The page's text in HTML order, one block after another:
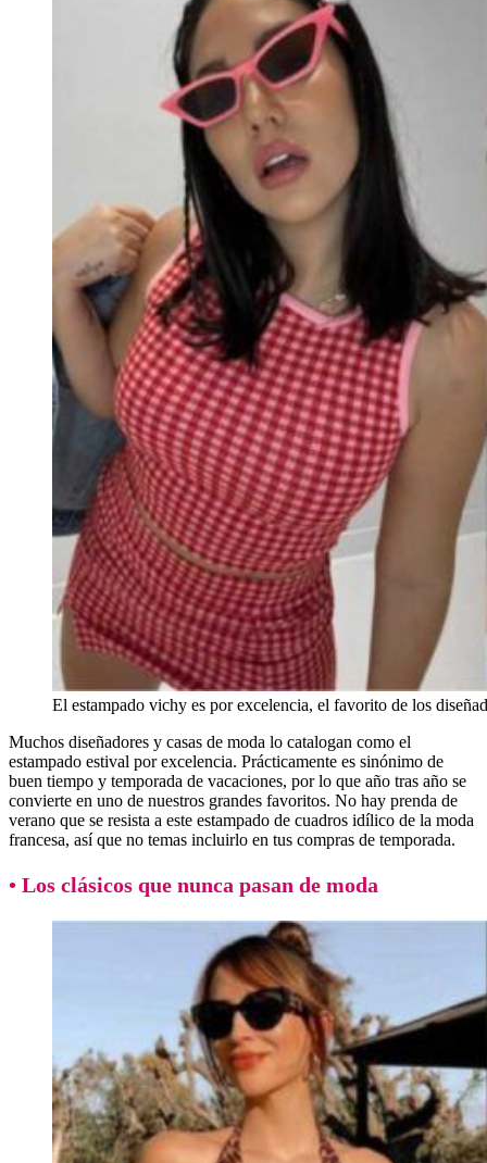
El estampado vichy es por excelencia, el favorito de los
Muchos diseñadores y casas de moda lo catalogan como el
estampado estival por excelencia. Prácticamente es sinónimo de
buen tiempo y temporada de vacaciones, por lo que año tras año se
convierte en uno de nuestros grandes favoritos. No hay prenda de
verano que se resista a este estampado de cuadros idílico de la moda
francesa, así que no temas incluirlo en tus compras de temporada.
• Los clásicos que nunca pasan de moda